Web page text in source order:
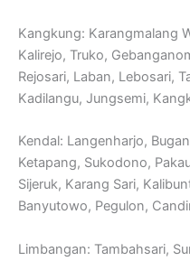
Kangkung: Karangmalang
Kalirejo, Truko,
Rejosari, Laban, Lebosari,
Kadilangu, Jungsemi,
Kendal: Langenharjo,
Ketapang, Sukodono,
Sijeruk, Karang Sari,
Banyutowo, Pegulon,
Limbangan: Tambahsari,